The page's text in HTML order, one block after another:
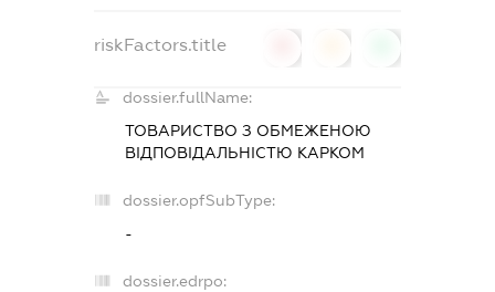
riskFactors.title
dossier.fullName:
ТОВАРИСТВО З ОБМЕЖЕНОЮ
ВІДПОВІДАЛЬНІСТЮ КАРКОМ
dossier.opfSubType:
-
dossier.edrpo: